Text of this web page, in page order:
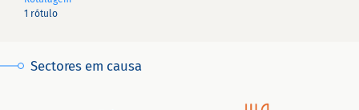
1 rótulo
Sectores em causa